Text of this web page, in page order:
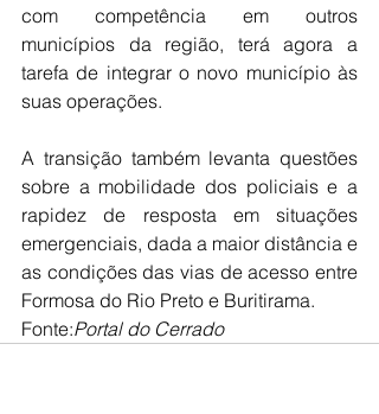
com competência em outros
municípios da região, terá agora a
tarefa de integrar o novo município às
suas operações.
A transição também levanta questões
sobre a mobilidade dos policiais e a
rapidez de resposta em situações
emergenciais, dada a maior distância e
as condições das vias de acesso entre
Formosa do Rio Preto e Buritirama.
Fonte:Portal do Cerrado